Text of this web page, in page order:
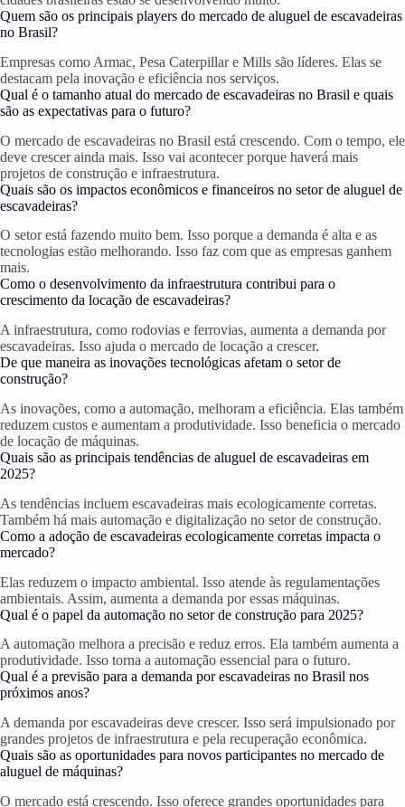
Quem são os principais players do mercado de aluguel de escavadeiras
no Brasil?
Empresas como Armac, Pesa Caterpillar e Mills são líderes. Elas se
destacam pela inovação e eficiência nos serviços.
Qual é o tamanho atual do mercado de escavadeiras no Brasil e quais
são as expectativas para o futuro?
O mercado de escavadeiras no Brasil está crescendo. Com o tempo, ele
deve crescer ainda mais. Isso vai acontecer porque haverá mais
projetos de construção e infraestrutura.
Quais são os impactos econômicos e financeiros no setor de aluguel de
escavadeiras?
O setor está fazendo muito bem. Isso porque a demanda é alta e as
tecnologias estão melhorando. Isso faz com que as empresas ganhem
mais.
Como o desenvolvimento da infraestrutura contribui para o
crescimento da locação de escavadeiras?
A infraestrutura, como rodovias e ferrovias, aumenta a demanda por
escavadeiras. Isso ajuda o mercado de locação a crescer.
De que maneira as inovações tecnológicas afetam o setor de
construção?
As inovações, como a automação, melhoram a eficiência. Elas também
reduzem custos e aumentam a produtividade. Isso beneficia o mercado
de locação de máquinas.
Quais são as principais tendências de aluguel de escavadeiras em
2025?
As tendências incluem escavadeiras mais ecologicamente corretas.
Também há mais automação e digitalização no setor de construção.
Como a adoção de escavadeiras ecologicamente corretas impacta o
mercado?
Elas reduzem o impacto ambiental. Isso atende às regulamentações
ambientais. Assim, aumenta a demanda por essas máquinas.
Qual é o papel da automação no setor de construção para 2025?
A automação melhora a precisão e reduz erros. Ela também aumenta a
produtividade. Isso torna a automação essencial para o futuro.
Qual é a previsão para a demanda por escavadeiras no Brasil nos
próximos anos?
A demanda por escavadeiras deve crescer. Isso será impulsionado por
grandes projetos de infraestrutura e pela recuperação econômica.
Quais são as oportunidades para novos participantes no mercado de
aluguel de máquinas?
O mercado está crescendo. Isso oferece grandes oportunidades para